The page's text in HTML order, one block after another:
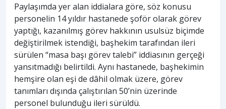
Paylaşımda yer alan iddialara göre, söz konusu
personelin 14 yıldır hastanede şoför olarak görev
yaptığı, kazanılmış görev hakkının usulsüz biçimde
değiştirilmek istendiği, başhekim tarafından ileri
sürülen “masa başı görev talebi” iddiasının gerçeği
yansıtmadığı belirtildi. Aynı hastanede, başhekimin
hemşire olan eşi de dâhil olmak üzere, görev
tanımları dışında çalıştırılan 50’nin üzerinde
personel bulunduğu ileri sürüldü.